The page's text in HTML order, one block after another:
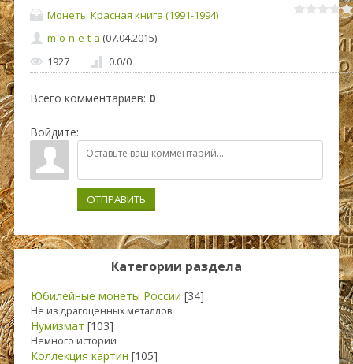
Монеты Красная книга (1991-1994)
m-o-n-e-t-a (07.04.2015)
1927
0.0/0
Всего комментариев: 0
Войдите:
ОТПРАВИТЬ
Категории раздела
Юбилейные монеты России [34]
Не из драгоценных металлов
Нумизмат [103]
Немного истории
Коллекция картин [105]